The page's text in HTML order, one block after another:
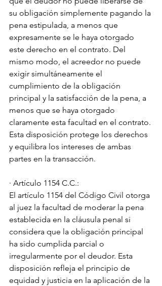
su obligación simplemente pagando la
pena estipulada, a menos que
expresamente se le haya otorgado
este derecho en el contrato. Del
mismo modo, el acreedor no puede
exigir simultáneamente el
cumplimiento de la obligación
principal y la satisfacción de la pena, a
menos que se haya otorgado
claramente esta facultad en el contrato.
Esta disposición protege los derechos
y equilibra los intereses de ambas
partes en la transacción.
· Artículo 1154 C.C.:
El artículo 1154 del Código Civil otorga
al juez la facultad de moderar la pena
establecida en la cláusula penal si
considera que la obligación principal
ha sido cumplida parcial o
irregularmente por el deudor. Esta
disposición refleja el principio de
equidad y justicia en la aplicación de la